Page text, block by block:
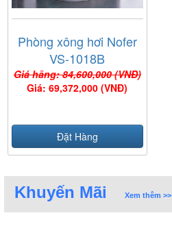
Phòng xông hơi Nofer
VS-1018B
Giá hãng: 84,600,000 (VNĐ)
Giá: 69,372,000 (VNĐ)
Đặt Hàng
Khuyến Mãi Xem thêm >>